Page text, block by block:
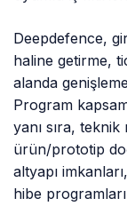
Deepdefence,
haline getirme,
alanda
Program
yanı sıra,
ürün/prototip
altyapı
hibe